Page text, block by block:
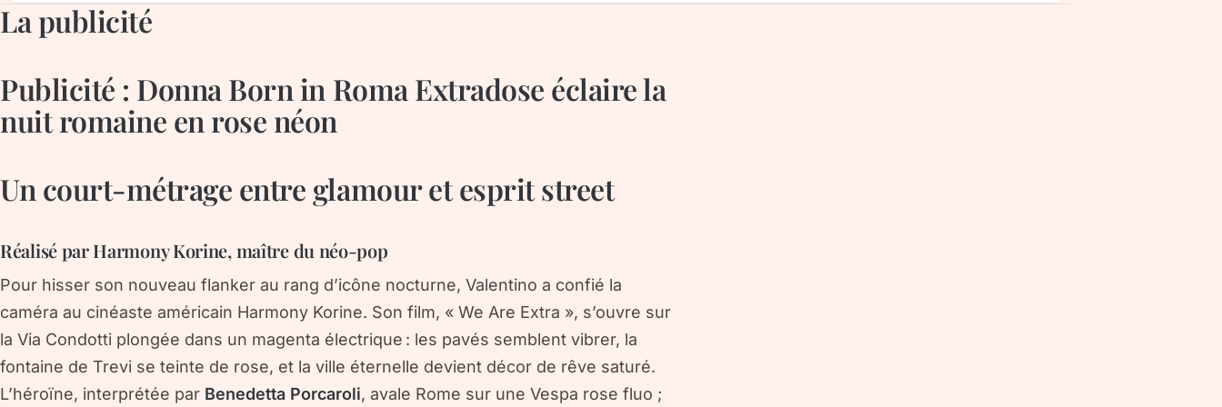
La publicité
Publicité : Donna Born in Roma Extradose éclaire la
nuit romaine en rose néon
Un court-métrage entre glamour et esprit street
Réalisé par Harmony Korine, maître du néo-pop
Pour hisser son nouveau flanker au rang d’icône nocturne, Valentino a confié la
caméra au cinéaste américain Harmony Korine. Son film, « We Are Extra », s’ouvre sur
la Via Condotti plongée dans un magenta électrique : les pavés semblent vibrer, la
fontaine de Trevi se teinte de rose, et la ville éternelle devient décor de rêve saturé.
L’héroïne, interprétée par Benedetta Porcaroli, avale Rome sur une Vespa rose fluo ;